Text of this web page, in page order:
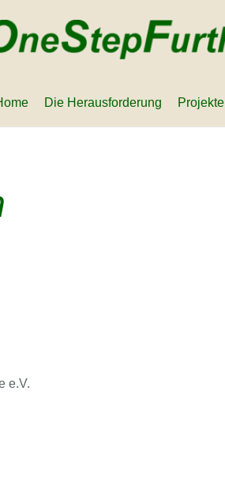
Die Herausforderung Projekte
e.V.